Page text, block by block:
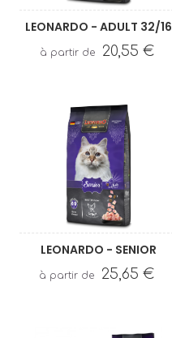
LEONARDO - ADULT 32/16
20,55 €
LEONARDO - SENIOR
25,65 €